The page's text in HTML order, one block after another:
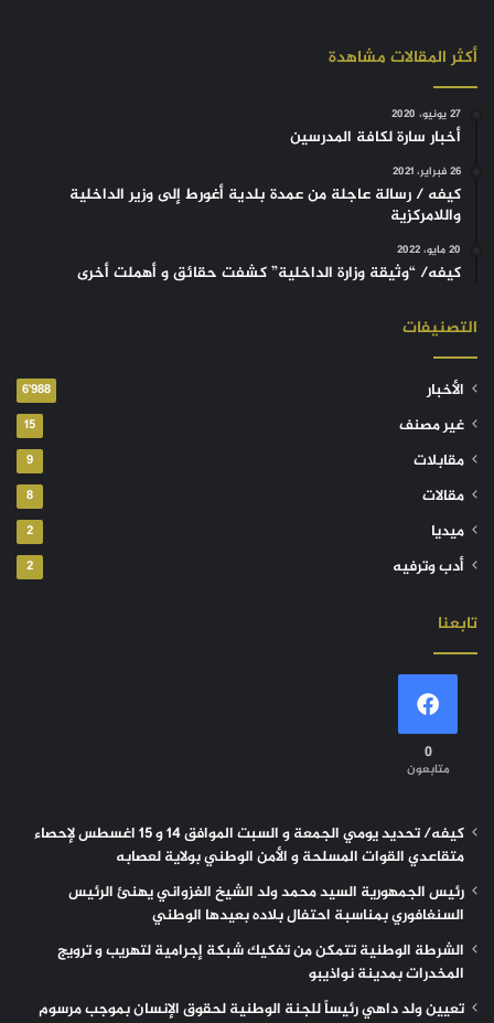
أكثر المقالات مشاهدة
27 يونيو، 2020
أخبار سارة لكافة المدرسين
26 فبراير، 2021
كيفه / رسالة عاجلة من عمدة بلدية أغورط إلى وزير الداخلية
واللامركزية
20 مايو، 2022
كيفه/ “وثيقة وزارة الداخلية” كشفت حقائق و أهملت أخرى
التصنيفات
الأخبار 6٬988
غير مصنف 15
مقابلات 9
مقالات 8
ميديا 2
أدب وترفيه 2
تابعنا
0
متابعون
كيفه/ تحديد يومي الجمعة و السبت الموافق 14 و 15 اغسطس لإحصاء
متقاعدي القوات المسلحة و الأمن الوطني بولاية لعصابه
رئيس الجمهورية السيد محمد ولد الشيخ الغزواني يهنئ الرئيس
السنغافوري بمناسبة احتفال بلاده بعيدها الوطني
الشرطة الوطنية تتمكن من تفكيك شبكة إجرامية لتهريب و ترويج
المخدرات بمدينة نواذيبو
تعيين ولد داهي رئيساً للجنة الوطنية لحقوق الإنسان بموجب مرسوم